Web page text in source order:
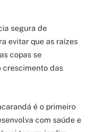
segura de
evitar que as raízes
copas se
crescimento das
é o primeiro
com saúde e